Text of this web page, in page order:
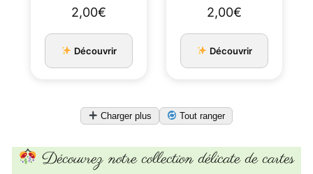
Magique
Invitation VIP
M…
2,00€
Découvrir
guest- Chateau
pass ti…
2,00€
Découvrir
Charger plus Tout ranger
Découvrez notre collection délicate de cartes